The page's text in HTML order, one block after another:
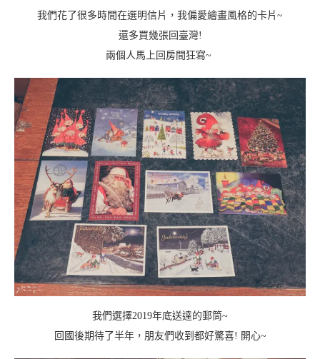
我們花了很多時間在選明信片，我偏愛繪畫風格的卡片~
還多買幾張回臺灣!
兩個人馬上回房間狂寫~
我們選擇2019年底送達的郵筒~
回國後期待了半年，朋友們收到都好驚喜! 開心~